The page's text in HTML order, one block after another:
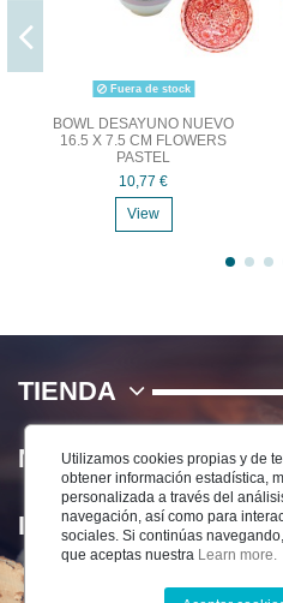
Fuera de stock
BOWL DESAYUNO NUEVO
16.5 X 7.5 CM FLOWERS
PASTEL
10,77 €
View
TIENDA
NOSOTROS
INFORMACIÓN
Utilizamos cookies propias y de
obtener información estadística,
personalizada a través del
navegación, así como para
sociales. Si continúas
que aceptas nuestra Learn more.